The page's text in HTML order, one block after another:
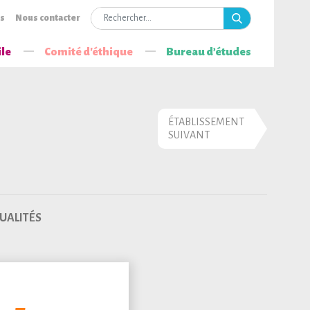
Nous contacter
Comité d'éthique Bureau d’études
ÉTABLISSEMENT
SUIVANT